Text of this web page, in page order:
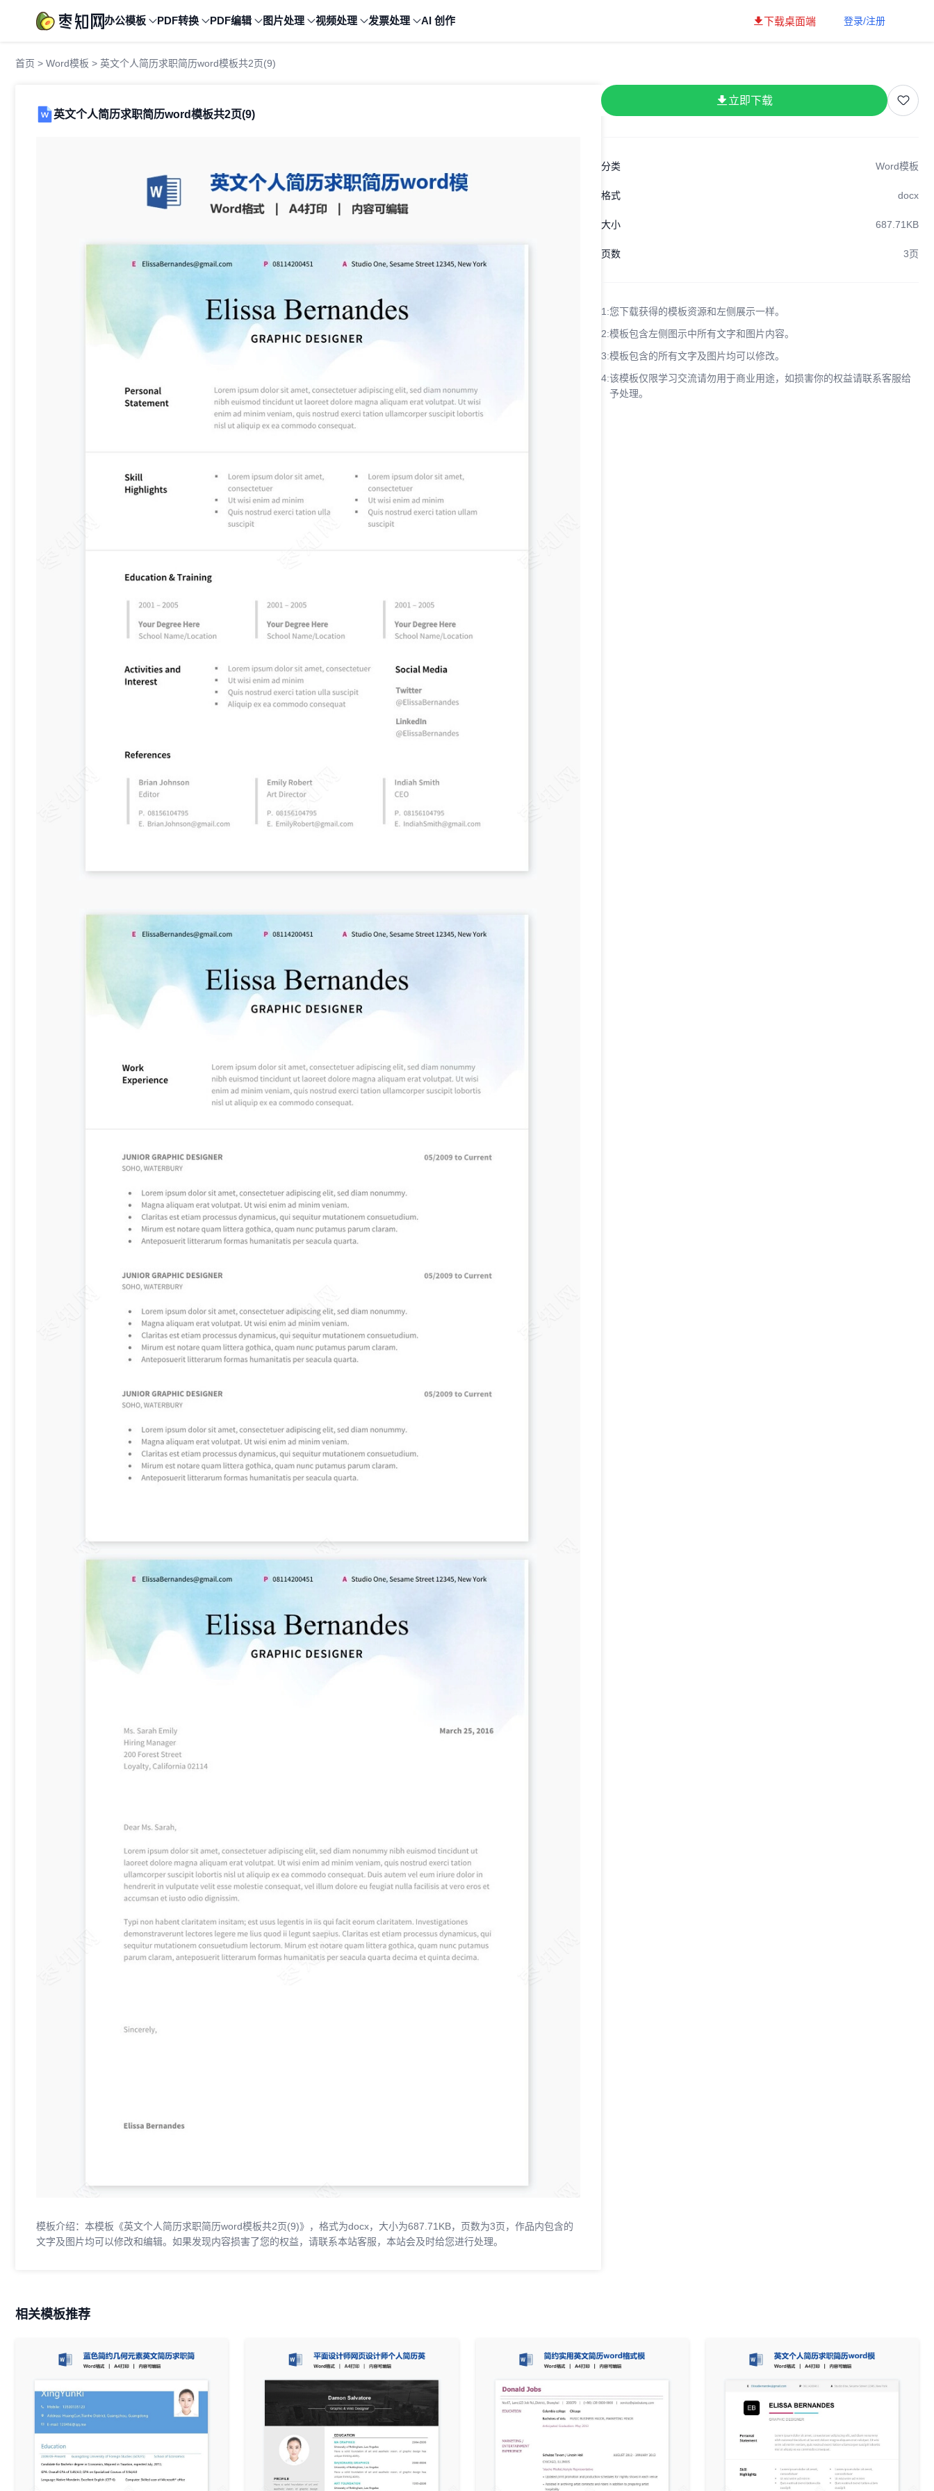
办公模板 PDF转换 PDF编辑 图片处理 视频处理 发票处理 AI 创作 下载桌面端 登录/注册
首页 > Word模板 > 英文个人简历求职简历word模板共2页(9)
英文个人简历求职简历word模板共2页(9)
模板介绍：本模板《英文个人简历求职简历word模板共2页(9)》，格式为docx，大小为687.71KB，页数为3页，作品内包含的
文字及图片均可以修改和编辑。如果发现内容损害了您的权益，请联系本站客服，本站会及时给您进行处理。
立即下载
分类 Word模板
格式 docx
大小 687.71KB
页数 3页
1:您下载获得的模板资源和左侧展示一样。
2:模板包含左侧图示中所有文字和图片内容。
3:模板包含的所有文字及图片均可以修改。
4:该模板仅限学习交流请勿用于商业用途，如损害你的权益请联系客服给
予处理。
相关模板推荐